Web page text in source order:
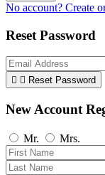
No account? Create
Reset Password
  Reset Password
New Account
Mr. Mrs.